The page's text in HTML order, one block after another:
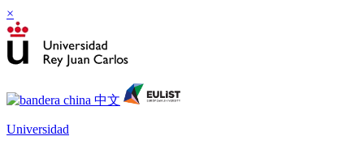
×
Universidad